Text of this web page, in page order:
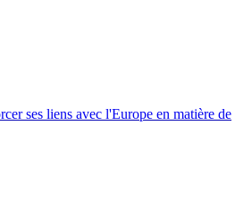
ses liens avec l'Europe en matière de